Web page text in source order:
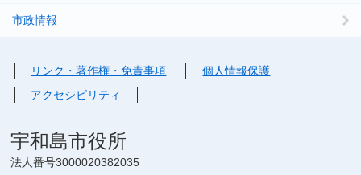
市政情報
リンク・著作権・免責事項
個人情報保護
アクセシビリティ
宇和島市役所
法人番号3000020382035